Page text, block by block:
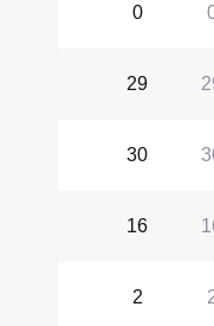
0
29
30
16
2